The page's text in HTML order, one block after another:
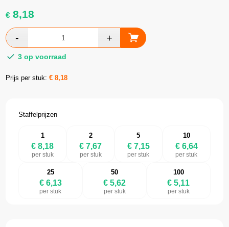
€ 8,18
3 op voorraad
Prijs per stuk:€8,18
Staffelprijzen
1
€ 8,18
per stuk
2
€ 7,67
per stuk
5
€ 7,15
per stuk
10
€ 6,64
per stuk
25
€ 6,13
per stuk
50
€ 5,62
per stuk
100
€ 5,11
per stuk